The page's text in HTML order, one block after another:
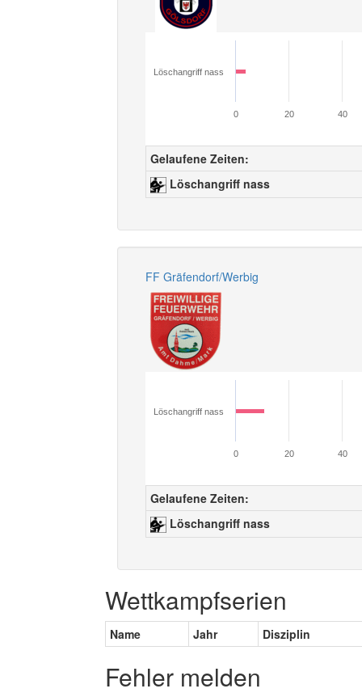
Löschangriff nass
0 20 40
Gelaufene Zeiten:
Löschangriff nass
FF Gräfendorf/Werbig
Löschangriff nass
0 20 40
Gelaufene Zeiten:
Löschangriff nass
Wettkampfserien
Name Jahr Disziplin
Fehler melden